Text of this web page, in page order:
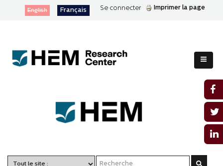
English Français Se connecter Imprimer la page